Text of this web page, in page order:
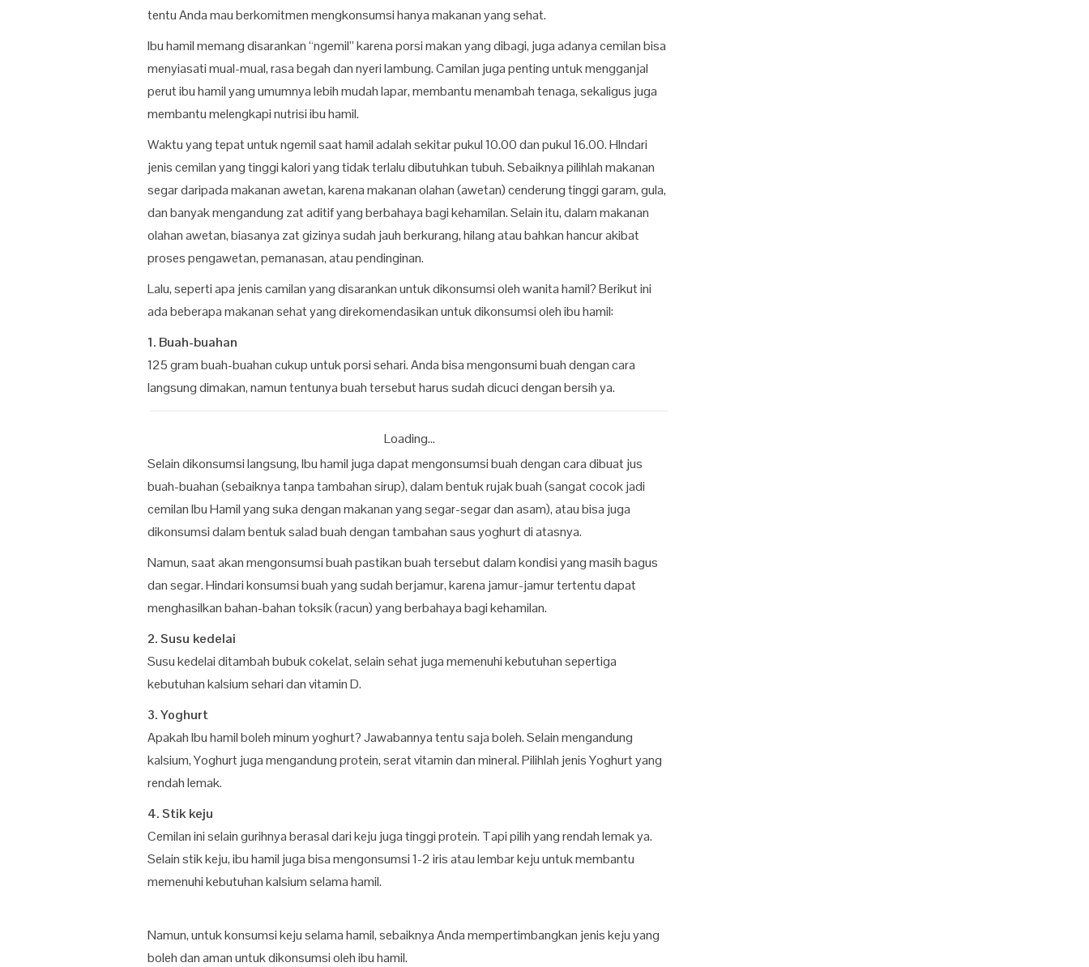
tentu Anda mau berkomitmen mengkonsumsi hanya makanan yang sehat.
Ibu hamil memang disarankan “ngemil” karena porsi makan yang dibagi, juga adanya cemilan bisa
menyiasati mual-mual, rasa begah dan nyeri lambung. Camilan juga penting untuk mengganjal
perut ibu hamil yang umumnya lebih mudah lapar, membantu menambah tenaga, sekaligus juga
membantu melengkapi nutrisi ibu hamil.
Waktu yang tepat untuk ngemil saat hamil adalah sekitar pukul 10.00 dan pukul 16.00. HIndari
jenis cemilan yang tinggi kalori yang tidak terlalu dibutuhkan tubuh. Sebaiknya pilihlah makanan
segar daripada makanan awetan, karena makanan olahan (awetan) cenderung tinggi garam, gula,
dan banyak mengandung zat aditif yang berbahaya bagi kehamilan. Selain itu, dalam makanan
olahan awetan, biasanya zat gizinya sudah jauh berkurang, hilang atau bahkan hancur akibat
proses pengawetan, pemanasan, atau pendinginan.
Lalu, seperti apa jenis camilan yang disarankan untuk dikonsumsi oleh wanita hamil? Berikut ini
ada beberapa makanan sehat yang direkomendasikan untuk dikonsumsi oleh ibu hamil:
1. Buah-buahan
125 gram buah-buahan cukup untuk porsi sehari. Anda bisa mengonsumi buah dengan cara
langsung dimakan, namun tentunya buah tersebut harus sudah dicuci dengan bersih ya.
Loading...
Selain dikonsumsi langsung, Ibu hamil juga dapat mengonsumsi buah dengan cara dibuat jus
buah-buahan (sebaiknya tanpa tambahan sirup), dalam bentuk rujak buah (sangat cocok jadi
cemilan Ibu Hamil yang suka dengan makanan yang segar-segar dan asam), atau bisa juga
dikonsumsi dalam bentuk salad buah dengan tambahan saus yoghurt di atasnya.
Namun, saat akan mengonsumsi buah pastikan buah tersebut dalam kondisi yang masih bagus
dan segar. Hindari konsumsi buah yang sudah berjamur, karena jamur-jamur tertentu dapat
menghasilkan bahan-bahan toksik (racun) yang berbahaya bagi kehamilan.
2. Susu kedelai
Susu kedelai ditambah bubuk cokelat, selain sehat juga memenuhi kebutuhan sepertiga
kebutuhan kalsium sehari dan vitamin D.
3. Yoghurt
Apakah Ibu hamil boleh minum yoghurt? Jawabannya tentu saja boleh. Selain mengandung
kalsium, Yoghurt juga mengandung protein, serat vitamin dan mineral. Pilihlah jenis Yoghurt yang
rendah lemak.
4. Stik keju
Cemilan ini selain gurihnya berasal dari keju juga tinggi protein. Tapi pilih yang rendah lemak ya.
Selain stik keju, ibu hamil juga bisa mengonsumsi 1-2 iris atau lembar keju untuk membantu
memenuhi kebutuhan kalsium selama hamil.
Namun, untuk konsumsi keju selama hamil, sebaiknya Anda mempertimbangkan jenis keju yang
boleh dan aman untuk dikonsumsi oleh ibu hamil.